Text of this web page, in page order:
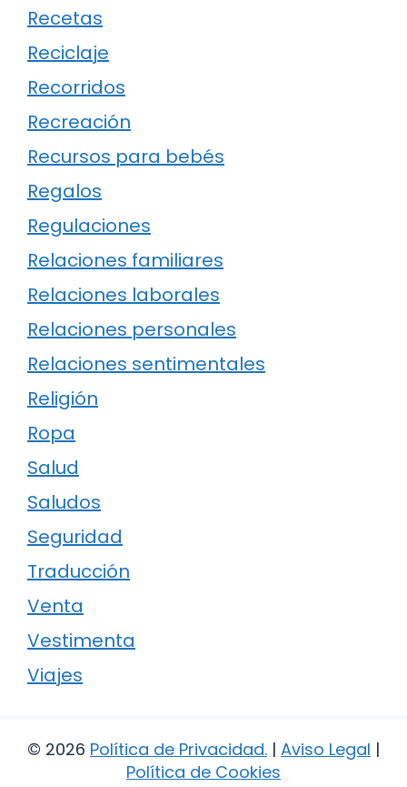
Recetas
Reciclaje
Recorridos
Recreación
Recursos para bebés
Regalos
Regulaciones
Relaciones familiares
Relaciones laborales
Relaciones personales
Relaciones sentimentales
Religión
Ropa
Salud
Saludos
Seguridad
Traducción
Venta
Vestimenta
Viajes
© 2026 Política de Privacidad. | Aviso Legal |
Política de Cookies